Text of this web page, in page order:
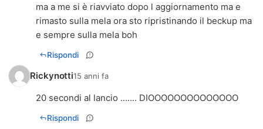
ma a me si è riavviato dopo l aggiornamento ma e
rimasto sulla mela ora sto ripristinando il beckup ma
e sempre sulla mela boh
Rispondi
Rickynotti15 anni fa
20 secondi al lancio ....... DIOOOOOOOOOOOOOO
Rispondi